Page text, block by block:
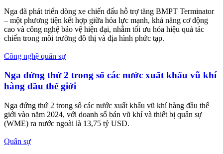
Nga đã phát triển dòng xe chiến đấu hỗ trợ tăng BMPT Terminator
– một phương tiện kết hợp giữa hỏa lực mạnh, khả năng cơ động
cao và công nghệ bảo vệ hiện đại, nhằm tối ưu hóa hiệu quả tác
chiến trong môi trường đô thị và địa hình phức tạp.
Công nghệ quân sự
Nga đứng thứ 2 trong số các nước xuất khẩu vũ khí
hàng đầu thế giới
Nga đứng thứ 2 trong số các nước xuất khẩu vũ khí hàng đầu thế
giới vào năm 2024, với doanh số bán vũ khí và thiết bị quân sự
(WME) ra nước ngoài là 13,75 tỷ USD.
Quân sự